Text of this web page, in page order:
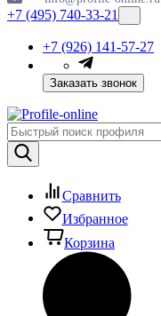
+7 (495) 740-33-21
+7 (926) 141-57-27
Заказать звонок
Сравнить
Избранное
Корзина